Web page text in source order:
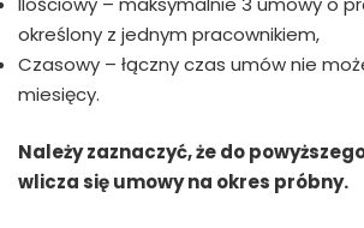
określony z jednym pracownikiem,
Czasowy – łączny czas umów nie
miesięcy.
Należy zaznaczyć, że do
wlicza się umowy na okres próbny.